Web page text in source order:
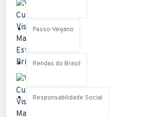
Passo-Vegano
Rendas do Brasil
Responsabilidade Social